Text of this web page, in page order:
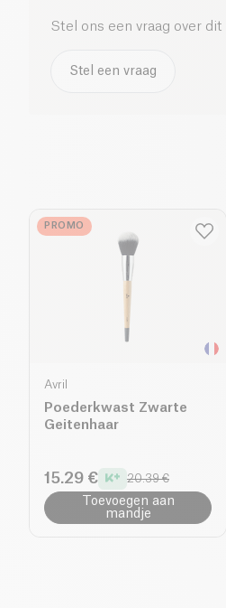
Stel ons een vraag over
Stel een vraag
PROMO
Avril
Poederkwast Zwarte
Geitenhaar
15.29 € 20.39 €
Toevoegen aan
mandje